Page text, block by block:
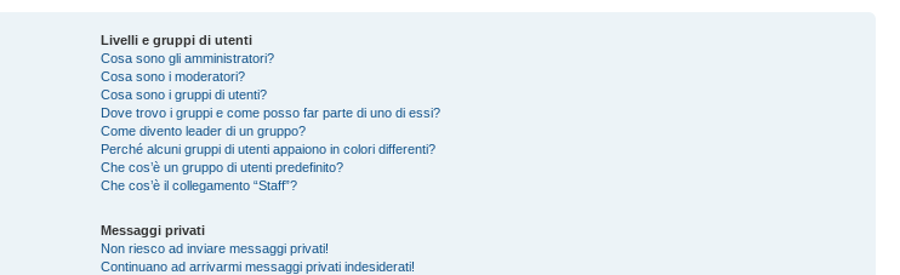
Livelli e gruppi di utenti
Cosa sono gli amministratori?
Cosa sono i moderatori?
Cosa sono i gruppi di utenti?
Dove trovo i gruppi e come posso far parte di uno di essi?
Come divento leader di un gruppo?
Perché alcuni gruppi di utenti appaiono in colori differenti?
Che cos’è un gruppo di utenti predefinito?
Che cos’è il collegamento “Staff”?
Messaggi privati
Non riesco ad inviare messaggi privati!
Continuano ad arrivarmi messaggi privati indesiderati!